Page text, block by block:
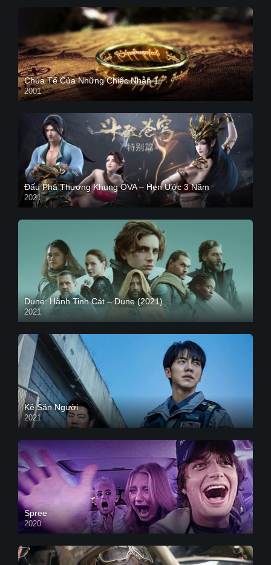
Chúa Tể Của Những Chiếc Nhẫn 1
2001
Đấu Phá Thương Khung OVA – Hẹn Ước 3 Năm
2021
Dune: Hành Tinh Cát – Dune (2021)
2021
HD VIETSUB
Kẻ Săn Người
2021
Spree
2020